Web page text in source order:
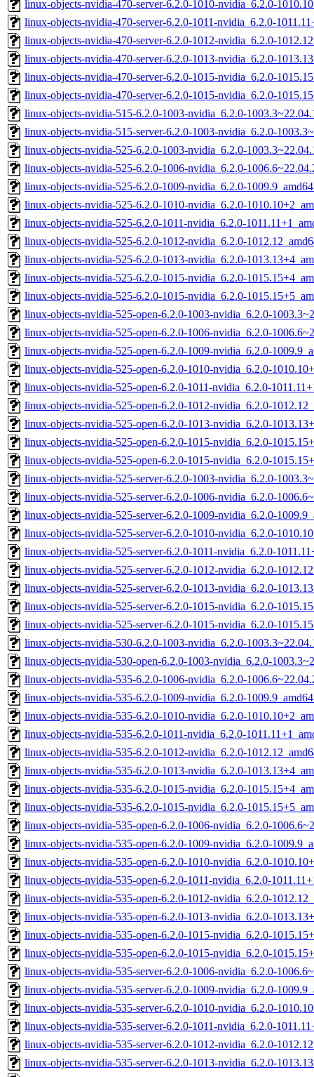
linux-objects-nvidia-470-server-6.2.0-1010-nvidia_6.2.0-
linux-objects-nvidia-470-server-6.2.0-1011-nvidia_6.2.0-
linux-objects-nvidia-470-server-6.2.0-1012-nvidia_6.2.0-
linux-objects-nvidia-470-server-6.2.0-1013-nvidia_6.2.0-
linux-objects-nvidia-470-server-6.2.0-1015-nvidia_6.2.0-
linux-objects-nvidia-470-server-6.2.0-1015-nvidia_6.2.0-
linux-objects-nvidia-515-6.2.0-1003-nvidia_6.2.0-
linux-objects-nvidia-515-server-6.2.0-1003-nvidia_6.2.0-
linux-objects-nvidia-525-6.2.0-1003-nvidia_6.2.0-
linux-objects-nvidia-525-6.2.0-1006-nvidia_6.2.0-
linux-objects-nvidia-525-6.2.0-1009-nvidia_6.2.0-
linux-objects-nvidia-525-6.2.0-1010-nvidia_6.2.0-
linux-objects-nvidia-525-6.2.0-1011-nvidia_6.2.0-
linux-objects-nvidia-525-6.2.0-1012-nvidia_6.2.0-
linux-objects-nvidia-525-6.2.0-1013-nvidia_6.2.0-
linux-objects-nvidia-525-6.2.0-1015-nvidia_6.2.0-
linux-objects-nvidia-525-6.2.0-1015-nvidia_6.2.0-
linux-objects-nvidia-525-open-6.2.0-1003-nvidia_6.2.0-
linux-objects-nvidia-525-open-6.2.0-1006-nvidia_6.2.0-
linux-objects-nvidia-525-open-6.2.0-1009-nvidia_6.2.0-
linux-objects-nvidia-525-open-6.2.0-1010-nvidia_6.2.0-
linux-objects-nvidia-525-open-6.2.0-1011-nvidia_6.2.0-
linux-objects-nvidia-525-open-6.2.0-1012-nvidia_6.2.0-
linux-objects-nvidia-525-open-6.2.0-1013-nvidia_6.2.0-
linux-objects-nvidia-525-open-6.2.0-1015-nvidia_6.2.0-
linux-objects-nvidia-525-open-6.2.0-1015-nvidia_6.2.0-
linux-objects-nvidia-525-server-6.2.0-1003-nvidia_6.2.0-
linux-objects-nvidia-525-server-6.2.0-1006-nvidia_6.2.0-
linux-objects-nvidia-525-server-6.2.0-1009-nvidia_6.2.0-
linux-objects-nvidia-525-server-6.2.0-1010-nvidia_6.2.0-
linux-objects-nvidia-525-server-6.2.0-1011-nvidia_6.2.0-
linux-objects-nvidia-525-server-6.2.0-1012-nvidia_6.2.0-
linux-objects-nvidia-525-server-6.2.0-1013-nvidia_6.2.0-
linux-objects-nvidia-525-server-6.2.0-1015-nvidia_6.2.0-
linux-objects-nvidia-525-server-6.2.0-1015-nvidia_6.2.0-
linux-objects-nvidia-530-6.2.0-1003-nvidia_6.2.0-
linux-objects-nvidia-530-open-6.2.0-1003-nvidia_6.2.0-
linux-objects-nvidia-535-6.2.0-1006-nvidia_6.2.0-
linux-objects-nvidia-535-6.2.0-1009-nvidia_6.2.0-
linux-objects-nvidia-535-6.2.0-1010-nvidia_6.2.0-
linux-objects-nvidia-535-6.2.0-1011-nvidia_6.2.0-
linux-objects-nvidia-535-6.2.0-1012-nvidia_6.2.0-
linux-objects-nvidia-535-6.2.0-1013-nvidia_6.2.0-
linux-objects-nvidia-535-6.2.0-1015-nvidia_6.2.0-
linux-objects-nvidia-535-6.2.0-1015-nvidia_6.2.0-
linux-objects-nvidia-535-open-6.2.0-1006-nvidia_6.2.0-
linux-objects-nvidia-535-open-6.2.0-1009-nvidia_6.2.0-
linux-objects-nvidia-535-open-6.2.0-1010-nvidia_6.2.0-
linux-objects-nvidia-535-open-6.2.0-1011-nvidia_6.2.0-
linux-objects-nvidia-535-open-6.2.0-1012-nvidia_6.2.0-
linux-objects-nvidia-535-open-6.2.0-1013-nvidia_6.2.0-
linux-objects-nvidia-535-open-6.2.0-1015-nvidia_6.2.0-
linux-objects-nvidia-535-open-6.2.0-1015-nvidia_6.2.0-
linux-objects-nvidia-535-server-6.2.0-1006-nvidia_6.2.0-
linux-objects-nvidia-535-server-6.2.0-1009-nvidia_6.2.0-
linux-objects-nvidia-535-server-6.2.0-1010-nvidia_6.2.0-
linux-objects-nvidia-535-server-6.2.0-1011-nvidia_6.2.0-
linux-objects-nvidia-535-server-6.2.0-1012-nvidia_6.2.0-
linux-objects-nvidia-535-server-6.2.0-1013-nvidia_6.2.0-